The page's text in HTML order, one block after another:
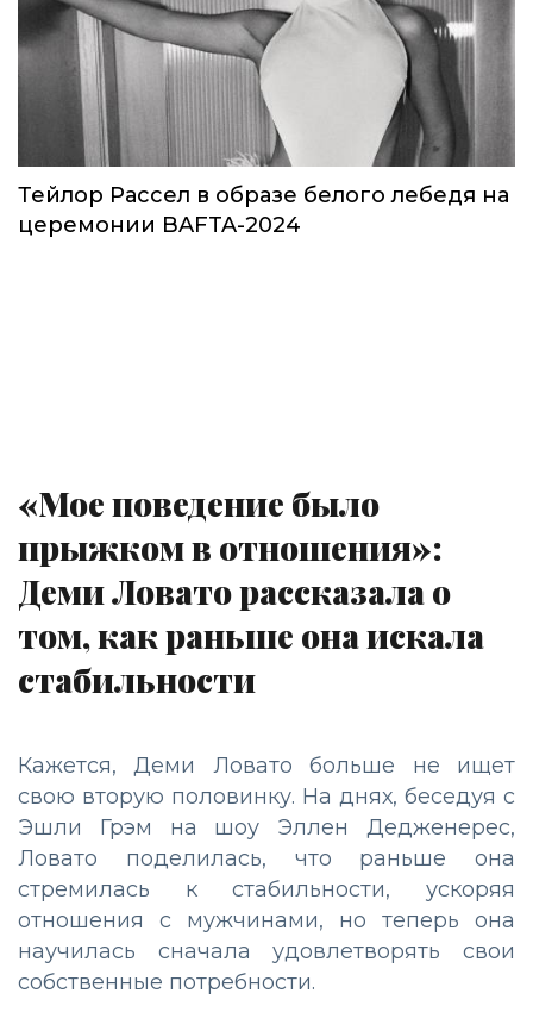
Тейлор Рассел в образе белого лебедя на
церемонии BAFTA-2024
«Мое поведение было
прыжком в отношения»:
Деми Ловато рассказала о
том, как раньше она искала
стабильности
Кажется, Деми Ловато больше не ищет
свою вторую половинку. На днях, беседуя с
Эшли Грэм на шоу Эллен Дедженерес,
Ловато поделилась, что раньше она
стремилась к стабильности, ускоряя
отношения с мужчинами, но теперь она
научилась сначала удовлетворять свои
собственные потребности.